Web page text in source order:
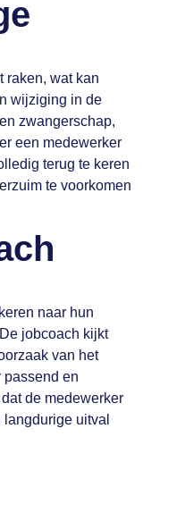
raken, wat kan
wijziging in de
zwangerschap,
een medewerker
terug te keren
te voorkomen
naar hun
jobcoach kijkt
van het
passend en
de medewerker
uitval